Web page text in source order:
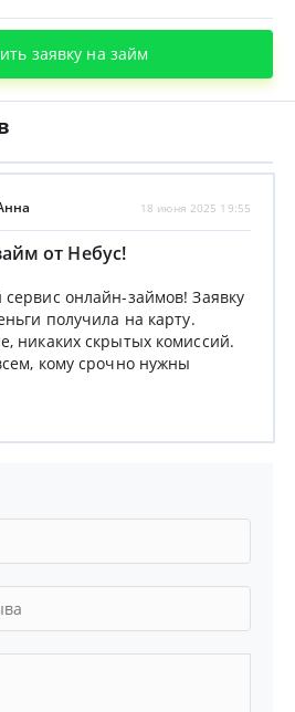
заявку на займ
18 июня 2025 19:55
от Небус!
онлайн-займов! Заявку
получила на карту.
никаких скрытых комиссий.
кому срочно нужны